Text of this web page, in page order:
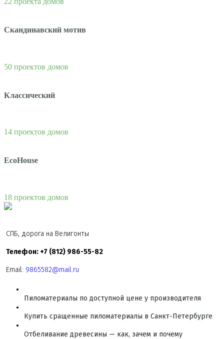
Скандинавский мотив
50 проектов домов
Классический
14 проектов домов
EcoHouse
18 проектов домов
СПБ, дорога на Велигонты
Телефон: +7 (812) 986-55-82
Email: 9865582@mail.ru
Пиломатериалы по доступной цене у производителя
Купить сращенные пиломатериалы в Санкт-Петербурге
Отбеливание древесины — как, зачем и почему